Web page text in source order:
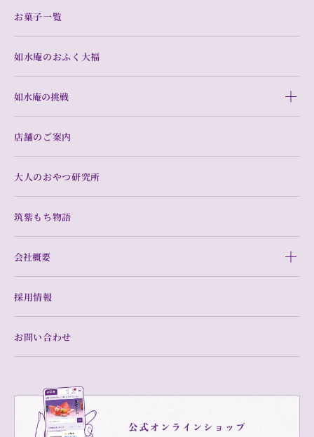
お菓子一覧
如水庵のおふく大福
如水庵の挑戦
店舗のご案内
大人のおやつ研究所
筑紫もち物語
会社概要
採用情報
お問い合わせ